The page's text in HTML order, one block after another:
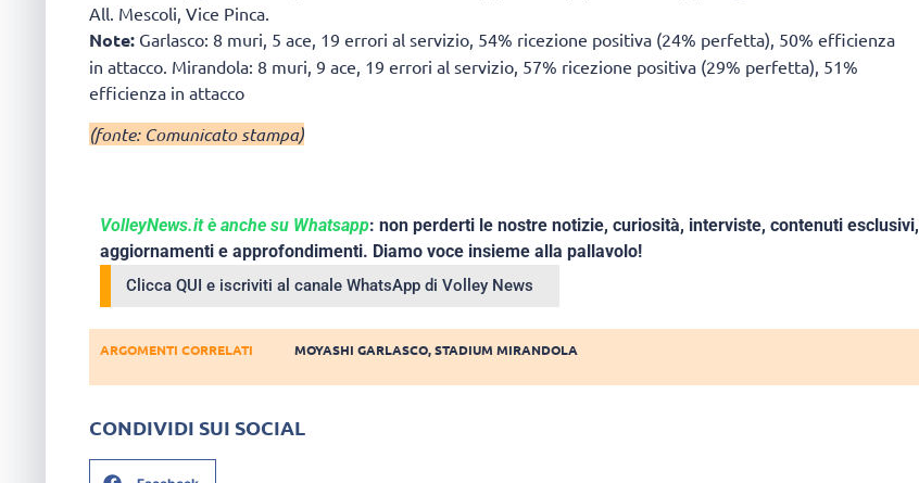
All. Mescoli, Vice Pinca.
Note: Garlasco: 8 muri, 5 ace, 19 errori al servizio, 54% ricezione positiva (24% perfetta), 50% efficienza
in attacco. Mirandola: 8 muri, 9 ace, 19 errori al servizio, 57% ricezione positiva (29% perfetta), 51%
efficienza in attacco
(fonte: Comunicato stampa)
VolleyNews.it è anche su Whatsapp: non perderti le nostre notizie, curiosità, interviste, contenuti esclusivi,
aggiornamenti e approfondimenti. Diamo voce insieme alla pallavolo!
Clicca QUI e iscriviti al canale WhatsApp di Volley News
ARGOMENTI CORRELATI MOYASHI GARLASCO,STADIUM MIRANDOLA
CONDIVIDI SUI SOCIAL